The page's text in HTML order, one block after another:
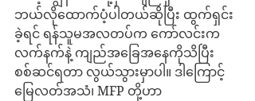
ဘယ်လိုထောက်ပံ့ပါတယ်ဆိုပြီး ထွက်ရှင်း
ခဲ့ရင် ရန်သူမအလတပ်က ကော်လင်းက
လက်နက်နဲ့ ကျည်အခြေအနေကိုသိပြီး
စစ်ဆင်ရတာ လွယ်သွားမှာပါ။ ဒါကြောင့်
မြေလတ်အသံ၊ MFP တို့ဟာ